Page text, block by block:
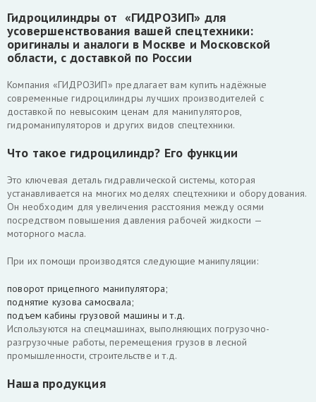
Гидроцилиндры от «ГИДРОЗИП» для
усовершенствования вашей спецтехники:
оригиналы и аналоги в Москве и Московской
области, с доставкой по России
Компания «ГИДРОЗИП» предлагает вам купить надёжные
современные гидроцилиндры лучших производителей с
доставкой по невысоким ценам для манипуляторов,
гидроманипуляторов и других видов спецтехники.
Что такое гидроцилиндр? Его функции
Это ключевая деталь гидравлической системы, которая
устанавливается на многих моделях спецтехники и оборудования.
Он необходим для увеличения расстояния между осями
посредством повышения давления рабочей жидкости —
моторного масла.
При их помощи производятся следующие манипуляции:
поворот прицепного манипулятора;
поднятие кузова самосвала;
подъем кабины грузовой машины и т.д.
Используются на спецмашинах, выполняющих погрузочно-
разгрузочные работы, перемещения грузов в лесной
промышленности, строительстве и т.д.
Наша продукция